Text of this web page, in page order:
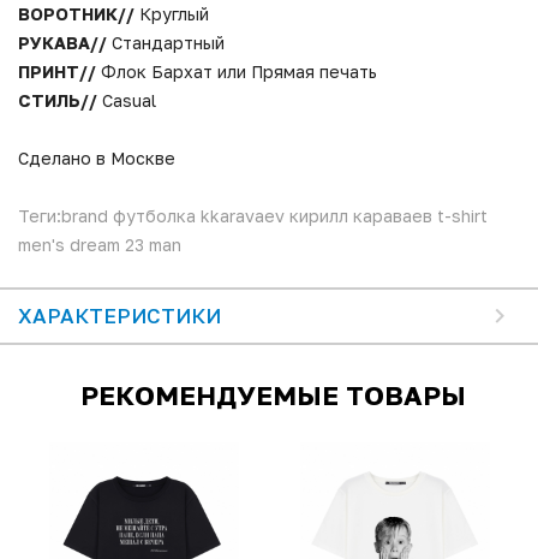
ВОРОТНИК// Круглый
РУКАВА// Стандартный
ПРИНТ// Флок Бархат или Прямая печать
СТИЛЬ// Casual
Сделано в Москве
Теги:brand футболка kkaravaev кирилл караваев t-shirt
men's dream 23 man
ХАРАКТЕРИСТИКИ
РЕКОМЕНДУЕМЫЕ ТОВАРЫ